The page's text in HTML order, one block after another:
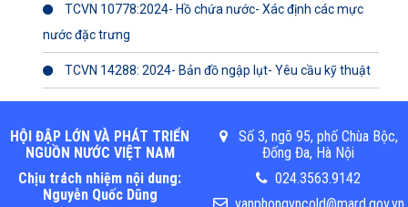
TCVN 10778:2024- Hồ chứa nước- Xác định các mực
nước đặc trưng
TCVN 14288: 2024- Bản đồ ngập lụt- Yêu cầu kỹ thuật
HỘI ĐẬP LỚN VÀ PHÁT TRIỂN
NGUỒN NƯỚC VIỆT NAM
Chịu trách nhiệm nội dung:
Nguyễn Quốc Dũng
Số 3, ngõ 95, phố Chùa Bộc,
Đống Đa, Hà Nội
024.3563.9142
vanphongvncold@mard.gov.vn